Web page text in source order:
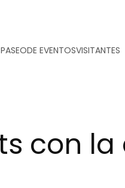
DE EVENTOSVISITANTES
con